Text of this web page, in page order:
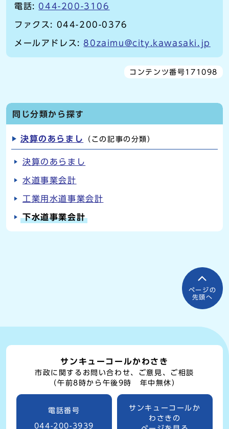
電話: 044-200-3106
ファクス: 044-200-0376
メールアドレス: 80zaimu@city.kawasaki.jp
コンテンツ番号171098
同じ分類から探す
決算のあらまし （この記事の分類）
決算のあらまし
水道事業会計
工業用水道事業会計
下水道事業会計
ページの
先頭へ
サンキューコールかわさき
市政に関するお問い合わせ、ご意見、ご相談
（午前8時から午後9時 年中無休）
電話番号
044-200-3939
サンキューコールか
わさきの